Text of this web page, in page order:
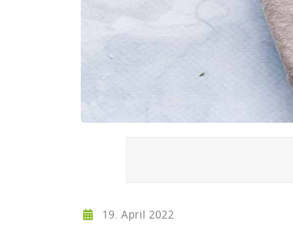
19. April 2022